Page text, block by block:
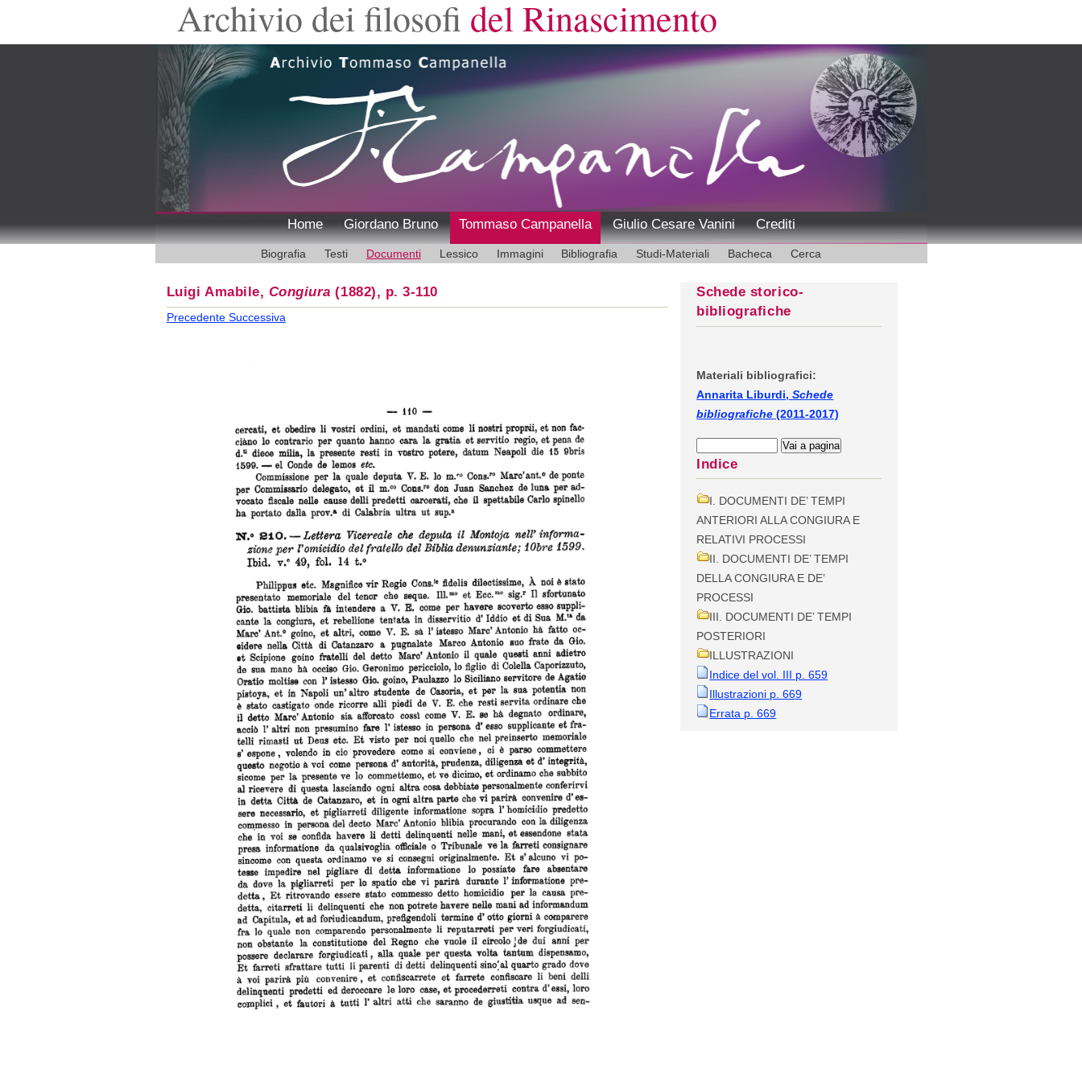
Archivio dei filosofi del Rinascimento
Home Giordano Bruno Tommaso Campanella Giulio Cesare Vanini Crediti
Biografia Testi Documenti Lessico Immagini Bibliografia Studi-Materiali Bacheca Cerca
Luigi Amabile, Congiura (1882), p. 3-110
Precedente Successiva
Schede storico-
bibliografiche
Materiali bibliografici:
Annarita Liburdi,Schede
bibliografiche (2011-2017)
Indice
I. DOCUMENTI DE’ TEMPI
ANTERIORI ALLA CONGIURA E
RELATIVI PROCESSI
II. DOCUMENTI DE’ TEMPI
DELLA CONGIURA E DE’
PROCESSI
III. DOCUMENTI DE’ TEMPI
POSTERIORI
ILLUSTRAZIONI
Indice del vol. III p. 659
Illustrazioni p. 669
Errata p. 669